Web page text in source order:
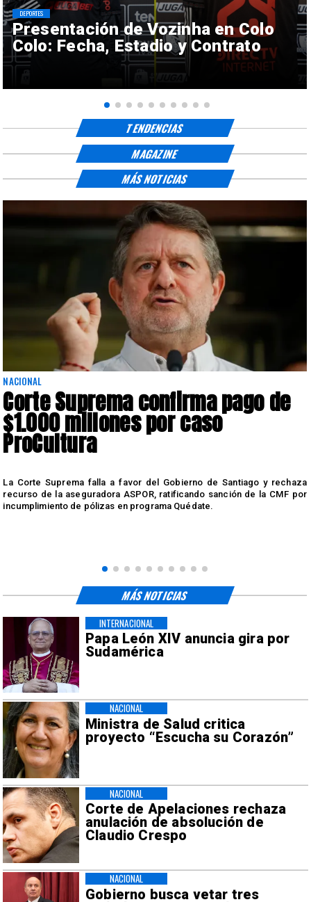
Presentación de Vozinha en Colo
Colo: Fecha, Estadio y Contrato
DEPORTES
TENDENCIAS
MAGAZINE
NACIONAL
Corte Suprema confirma pago de
$1.000 millones por caso
ProCultura
La Corte Suprema falla a favor del Gobierno de Santiago y rechaza
recurso de la aseguradora ASPOR, ratificando sanción de la CMF por
incumplimiento de pólizas en programa Quédate.
MÁS NOTICIAS
Papa León XIV anuncia gira por
Sudamérica
INTERNACIONAL
Ministra de Salud critica
proyecto “Escucha su Corazón”
NACIONAL
Corte de Apelaciones rechaza
anulación de absolución de
Claudio Crespo
NACIONAL
Gobierno busca vetar tres
NACIONAL
MÁS NOTICIAS